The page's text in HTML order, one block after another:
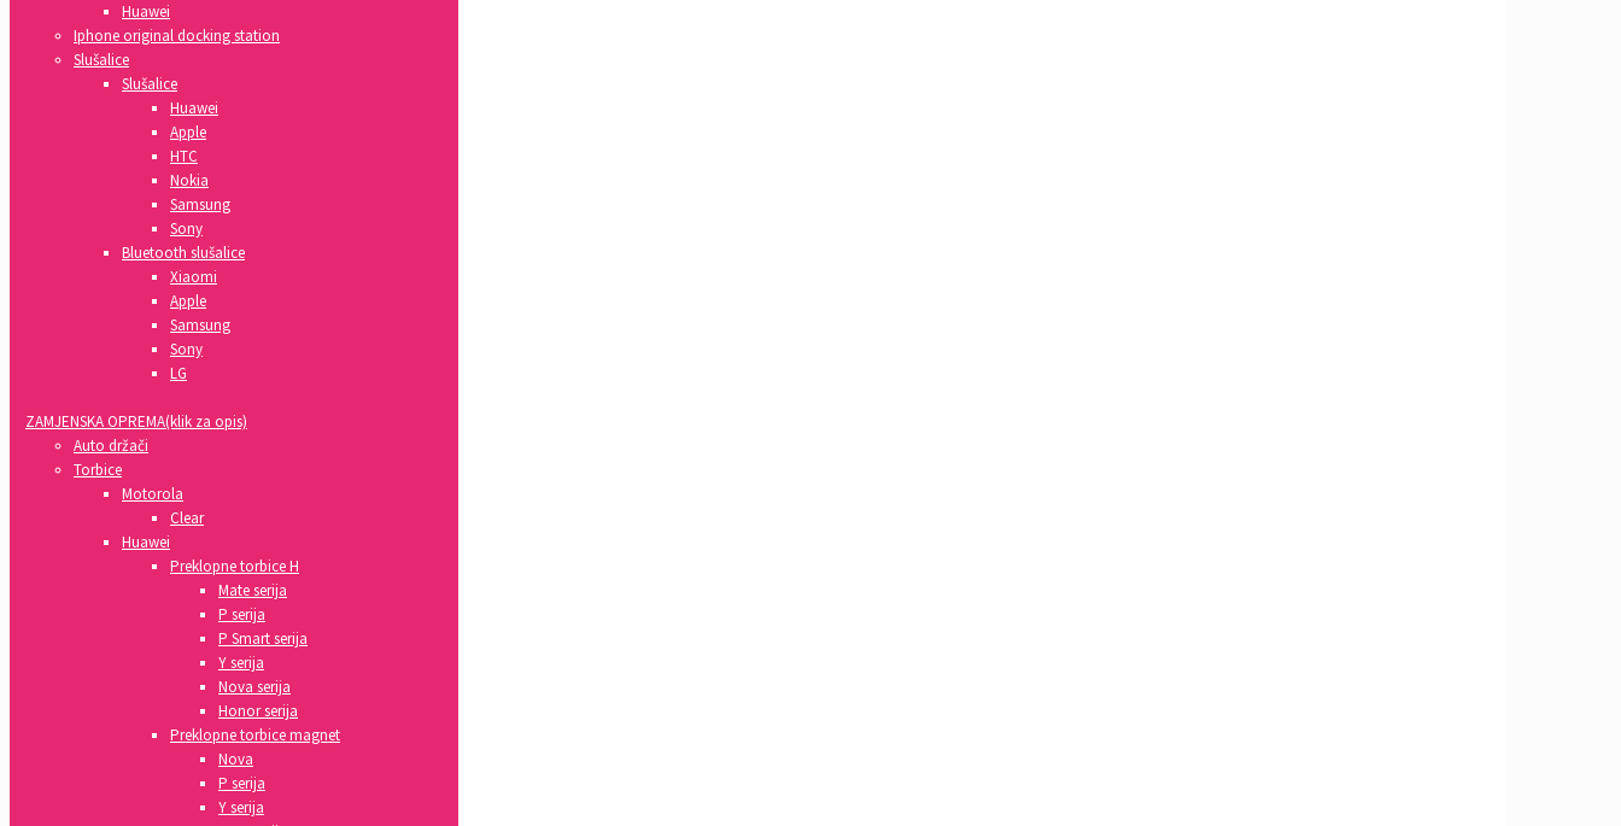
Huawei
Iphone original docking station
Slušalice
Slušalice
Huawei
Apple
HTC
Nokia
Samsung
Sony
Bluetooth slušalice
Xiaomi
Apple
Samsung
Sony
LG
ZAMJENSKA OPREMA(klik za opis)
Auto držači
Torbice
Motorola
Clear
Huawei
Preklopne torbice H
Mate serija
P serija
P Smart serija
Y serija
Nova serija
Honor serija
Preklopne torbice magnet
Nova
P serija
Y serija